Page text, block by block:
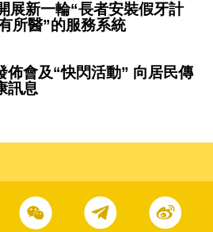
展新一輪“長者安裝假牙計
所醫”的服務系統
佈會及“快閃活動” 向居民傳
訊息